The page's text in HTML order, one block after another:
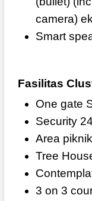
camera)
Smart
Fasilitas
One gate
Security
Area piknik
Tree
3 on 3